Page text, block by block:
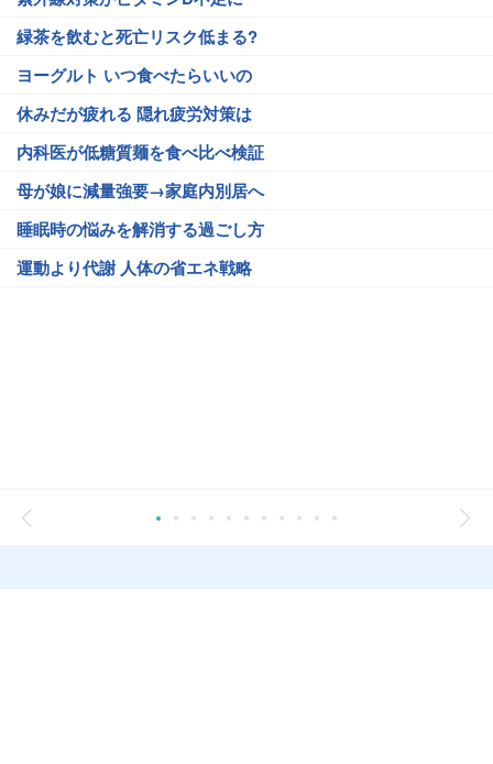
緑茶を飲むと死亡リスク低まる?
ヨーグルト いつ食べたらいいの
休みだが疲れる 隠れ疲労対策は
内科医が低糖質麺を食べ比べ検証
母が娘に減量強要→家庭内別居へ
睡眠時の悩みを解消する過ごし方
運動より代謝 人体の省エネ戦略